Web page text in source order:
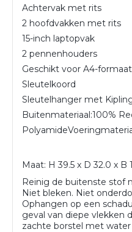
Achtervak met rits
2 hoofdvakken met rits
15-inch laptopvak
2 pennenhouders
Geschikt voor A4-formaat
Sleutelkoord
Sleutelhanger met
Buitenmateriaal:100%
Polyamide
Maat: H 39.5 x D 32.0 x B
Reinig de buitenste stof
Niet bleken. Niet
Ophangen op een
geval van diepe vlekken
zachte borstel met